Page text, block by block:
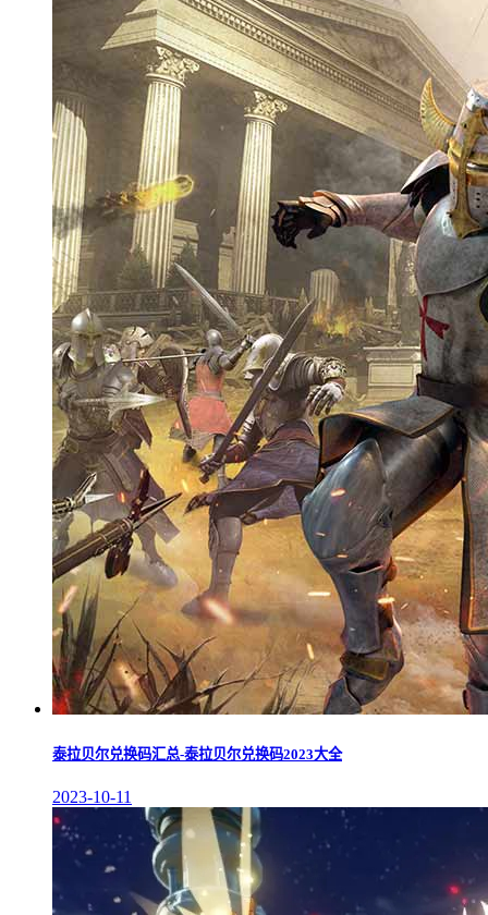
泰拉贝尔兑换码汇总-泰拉贝尔兑换码2023大全
2023-10-11